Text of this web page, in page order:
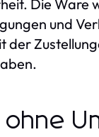
Die Ware
und
der